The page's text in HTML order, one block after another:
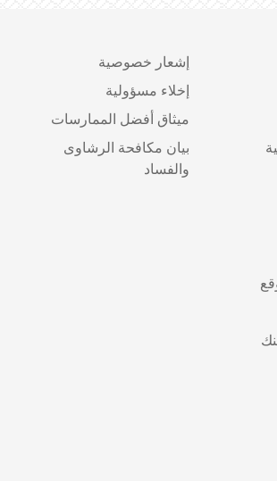
إشعار خصوصية
إخلاء مسؤولية
ميثاق أفضل الممارسات
بيان مكافحة الرشاوى
والفساد